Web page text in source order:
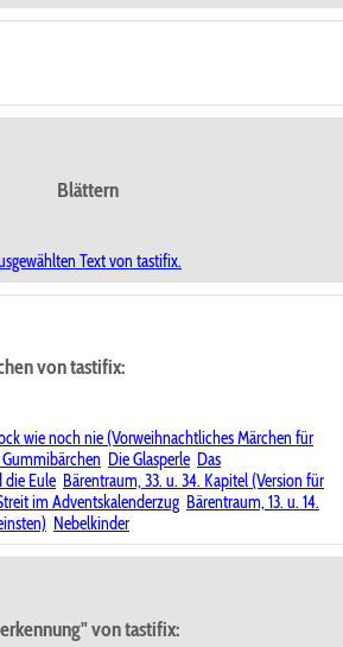
Blättern
Text von tastifix.
von tastifix:
wie noch nie (Vorweihnachtliches Märchen für
Die Glasperle Das
die Eule Bärentraum, 33. u. 34. Kapitel (Version für
im Adventskalenderzug Bärentraum, 13. u. 14.
Nebelkinder
von tastifix: